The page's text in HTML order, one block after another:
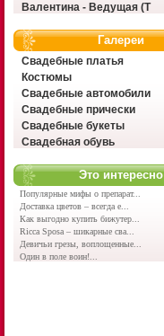
Валентина - Ведущая (Т
Галереи
Свадебные платья
Костюмы
Свадебные автомобили
Свадебные прически
Свадебные букеты
Свадебная обувь
Это интересно
Популярные мифы о препарат...
Доставка цветов – всегда е...
Как выгодно купить бижутер...
Ricca Sposa – шикарные сва...
Девичьи грезы, воплощенные...
Один в поле воин!...